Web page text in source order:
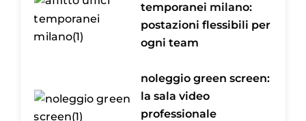
temporanei milano:
postazioni flessibili per
ogni team
noleggio green screen:
la sala video
professionale